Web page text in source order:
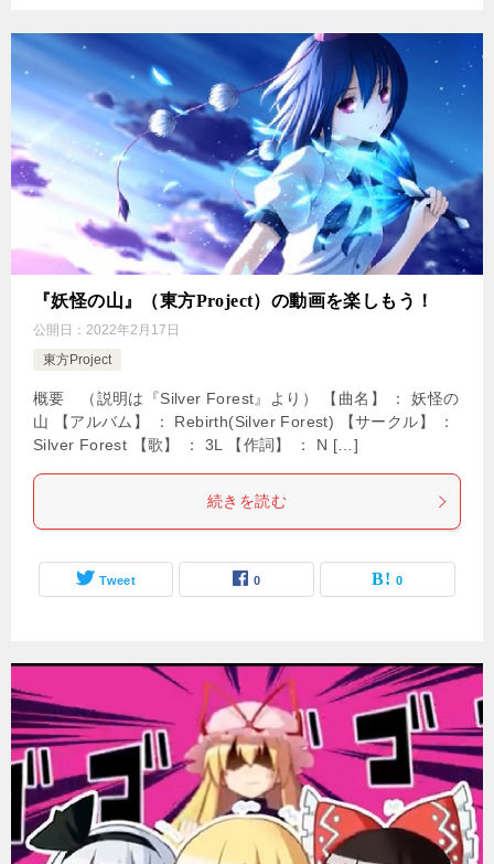
『妖怪の山』（東方Project）の動画を楽しもう！
公開日： 2022年2月17日
東方Project
概要 （説明は『Silver Forest』より） 【曲名】 ： 妖怪の
山 【アルバム】 ： Rebirth(Silver Forest) 【サークル】 ：
Silver Forest 【歌】 ： 3L 【作詞】 ： N […]
続きを読む
Tweet 0 0